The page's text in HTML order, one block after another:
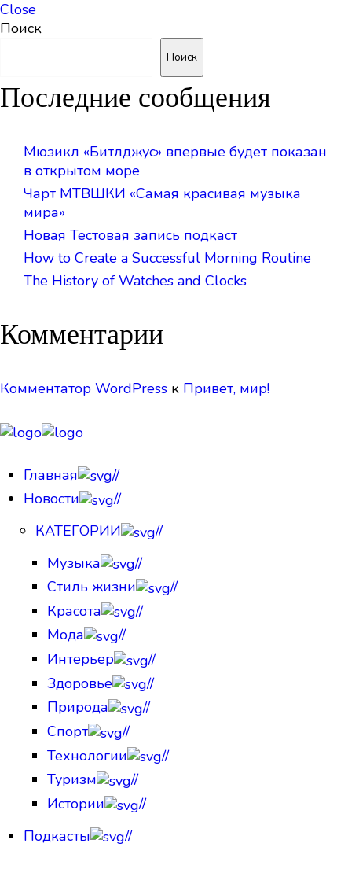
Close
Поиск
Поиск
Последние сообщения
Мюзикл «Битлджус» впервые будет показан
в открытом море
Чарт МТВШКИ «Самая красивая музыка
мира»
Новая Тестовая запись подкаст
How to Create a Successful Morning Routine
The History of Watches and Clocks
Комментарии
Комментатор WordPress к Привет, мир!
Главная
//
Новости
//
КАТЕГОРИИ
//
Музыка
//
Стиль жизни
//
Красота
//
Мода
//
Интерьер
//
Здоровье
//
Природа
//
Спорт
//
Технологии
//
Туризм
//
Истории
//
Подкасты
//